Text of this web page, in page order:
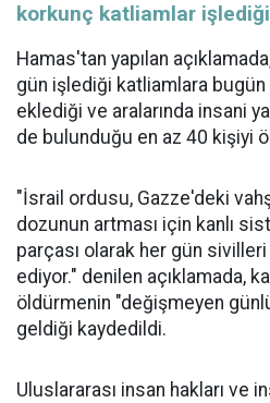
korkunç katliamlar
Hamas'tan yapılan
gün işlediği katliamlara
eklediği ve aralarında insani
de bulunduğu en az 40 kişiyi
"İsrail ordusu, Gazze'deki
dozunun artması için kanlı
parçası olarak her gün
ediyor." denilen açıklamada,
öldürmenin "değişmeyen
geldiği kaydedildi.
Uluslararası insan hakları ve